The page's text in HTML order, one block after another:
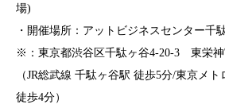
場)
・開催場所：アットビジネスセンター千
※：東京都渋谷区千駄ヶ谷4-20-3 東栄神
（JR総武線 千駄ヶ谷駅 徒歩5分/東京メ
徒歩4分）